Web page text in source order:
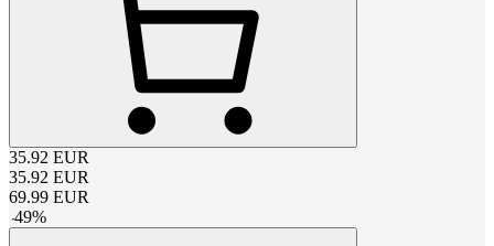
35.92 EUR
35.92 EUR
69.99 EUR
-49%